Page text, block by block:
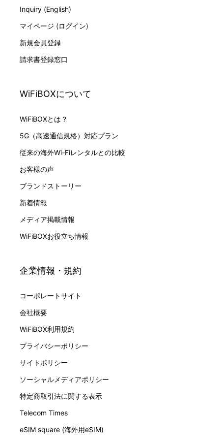
Inquiry (English)
マイページ (ログイン)
新規会員登録
請求書登録窓口
WiFiBOXについて
WiFiBOXとは？
5G（高速通信規格）対応プラン
従来の海外Wi-Fiレンタルとの比較
お客様の声
ブランドストーリー
新着情報
メディア掲載情報
WiFiBOXお役立ち情報
企業情報・規約
コーポレートサイト
会社概要
WiFiBOX利用規約
プライバシーポリシー
サイトポリシー
ソーシャルメディアポリシー
特定商取引法に関する表示
Telecom Times
eSIM square (海外用eSIM)